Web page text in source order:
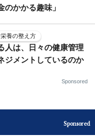
のかかる趣味」
養の整え方
人は、日々の健康管理
ジメントしているのか
Sponsored
Sponsored